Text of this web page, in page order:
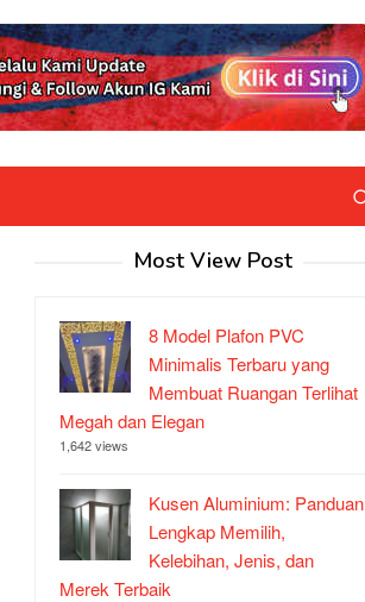
Most View Post
8 Model Plafon PVC
Minimalis Terbaru yang
Membuat Ruangan Terlihat
Megah dan Elegan
1,642 views
Kusen Aluminium: Panduan
Lengkap Memilih,
Kelebihan, Jenis, dan
Merek Terbaik